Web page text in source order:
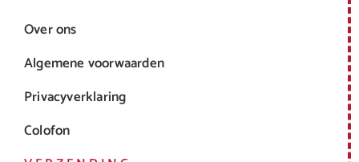
Over ons
Algemene voorwaarden
Privacyverklaring
Colofon